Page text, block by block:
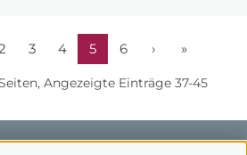
3 4 5 6 › »
Angezeigte Einträge 37-45